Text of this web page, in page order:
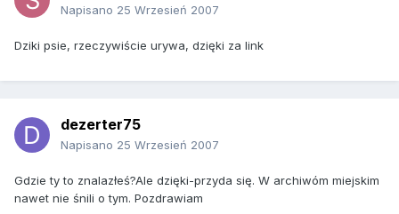
Napisano 25 Wrzesień 2007
Dziki psie, rzeczywiście urywa, dzięki za link
dezerter75
Napisano 25 Wrzesień 2007
Gdzie ty to znalazłeś?Ale dzięki-przyda się. W archiwóm miejskim
nawet nie śnili o tym. Pozdrawiam